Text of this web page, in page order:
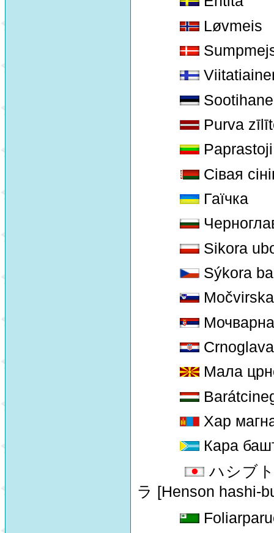
Løvmeis
Purva
Сівая
Гаїчка
Sikora
Sýkora
Мала
Хар
Кара
ハシブ
ラ [Henson hashi-